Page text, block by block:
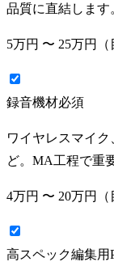
品質に直結します
5万円 〜 25万円
録音機材必須
ワイヤレスマイ
ど。MA工程で重
4万円 〜 20万円
高スペック編集用